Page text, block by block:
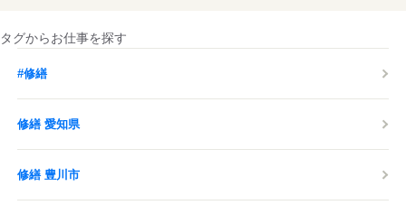
タグからお仕事を探す
#修繕
修繕 愛知県
修繕 豊川市